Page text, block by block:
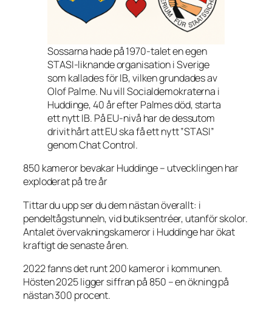
Sossarna hade på 1970-talet en egen
STASI-liknande organisation i Sverige
som kallades för IB, vilken grundades av
Olof Palme. Nu vill Socialdemokraterna i
Huddinge, 40 år efter Palmes död, starta
ett nytt IB. På EU-nivå har de dessutom
drivit hårt att EU ska få ett nytt ”STASI”
genom Chat Control.
850 kameror bevakar Huddinge – utvecklingen har
exploderat på tre år
Tittar du upp ser du dem nästan överallt: i
pendeltågstunneln, vid butiksentréer, utanför skolor.
Antalet övervakningskameror i Huddinge har ökat
kraftigt de senaste åren.
2022 fanns det runt 200 kameror i kommunen.
Hösten 2025 ligger siffran på 850 – en ökning på
nästan 300 procent.